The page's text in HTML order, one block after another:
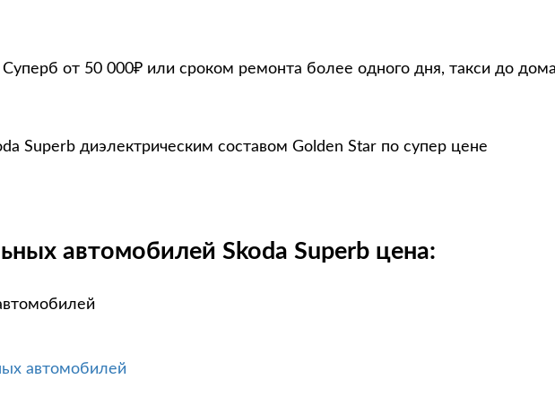
от 50 000₽ или сроком ремонта более одного дня, такси до
Superb диэлектрическим составом Golden Star по супер цене
автомобилей Skoda Superb цена:
автомобилей